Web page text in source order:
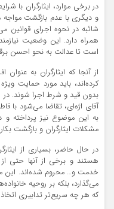
در برخی موارد، ایثارگران با
و دیگری با عدم بازگشت مواجه
شائبه در نحوه اجرای قوانین
همراه دارد. این وضعیت
است تا عدالت به نحو احسن
از آنجا که ایثارگران به
کرده‌اند، باید مورد حمایت
بدون قید و شرط اجرا شوند. در
آقای اژه‌ای، تقاضا می‌شود
به این موضوع نیز پرداخته و
مشکلات ایثارگران و بازگشت بکار
در حال حاضر، بسیاری از
هستند و برخی از آنها حتی از
خدمت و… محروم شده‌اند. این
می‌گذارد، بلکه بر روحیه
که هر چه سریع‌تر تدابیری